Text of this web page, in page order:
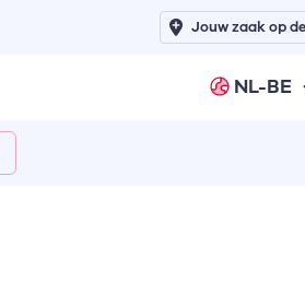
NL-BE
Jouw zaak op